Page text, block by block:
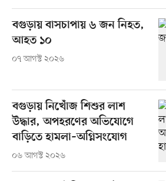
বগুড়ায় বাসচাপায় ৬ জন নিহত,
আহত ১০
০৭ আগস্ট ২০২৬
বগুড়ায় নিখোঁজ শিশুর লাশ
উদ্ধার, অপহরণের অভিযোগে
বাড়িতে হামলা–অগ্নিসংযোগ
০৬ আগস্ট ২০২৬